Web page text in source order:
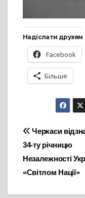
Надіслати друзям
Facebook
Більше
записів
Черкаси
34-ту річницю
Незалежності
«Світлом Нації»